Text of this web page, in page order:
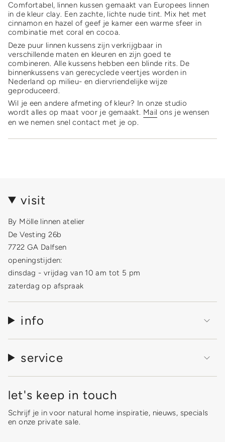
</span>
in
cart",
"decrease"=>"Decrease
quantity
for
{{
product
}}",
"multiples_of"=>"Increments
of
{{
quantity
}}",
{{
}}"}
Comfortabel, linnen kussen gemaakt van Europees linnen
in de kleur clay. Een zachte, lichte nude tint. Mix het met
cinnamon en hazel of geef je kamer een warme sfeer in
combinatie met coral en cocoa.
Deze puur linnen kussens zijn verkrijgbaar in
verschillende maten en kleuren en zijn goed te
combineren. Alle kussens hebben een blinde rits. De
binnenkussens van gerecyclede veertjes worden in
Nederland op milieu- en diervriendelijke wijze
geproduceerd.
Wil je een andere afmeting of kleur? In onze studio
wordt alles op maat voor je gemaakt. Mail ons je wensen
en we nemen snel contact met je op.
visit
By Mölle linnen atelier
De Vesting 26b
7722 GA Dalfsen
openingstijden:
dinsdag - vrijdag van 10 am tot 5 pm
zaterdag op afspraak
info
service
let's keep in touch
Schrijf je in voor natural home inspiratie, nieuws, specials
en onze private sale.